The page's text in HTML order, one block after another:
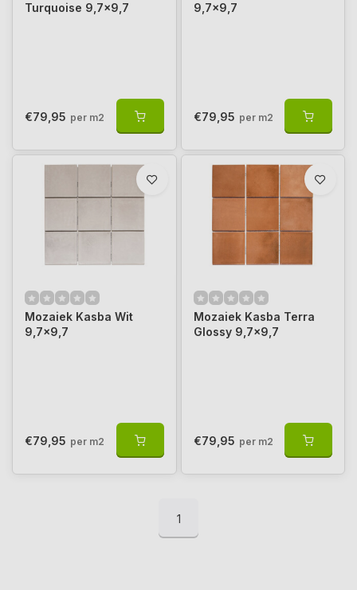
Turquoise 9,7x9,7
€79,95 per m2
9,7x9,7
€79,95 per m2
Mozaiek Kasba Wit
9,7x9,7
€79,95 per m2
Mozaiek Kasba Terra
Glossy 9,7x9,7
€79,95 per m2
1